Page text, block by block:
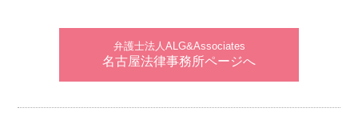
弁護士法人ALG&Associates
名古屋法律事務所ページへ